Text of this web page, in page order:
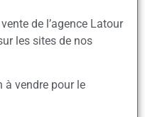
de l’agence Latour
les sites de nos
à vendre pour le